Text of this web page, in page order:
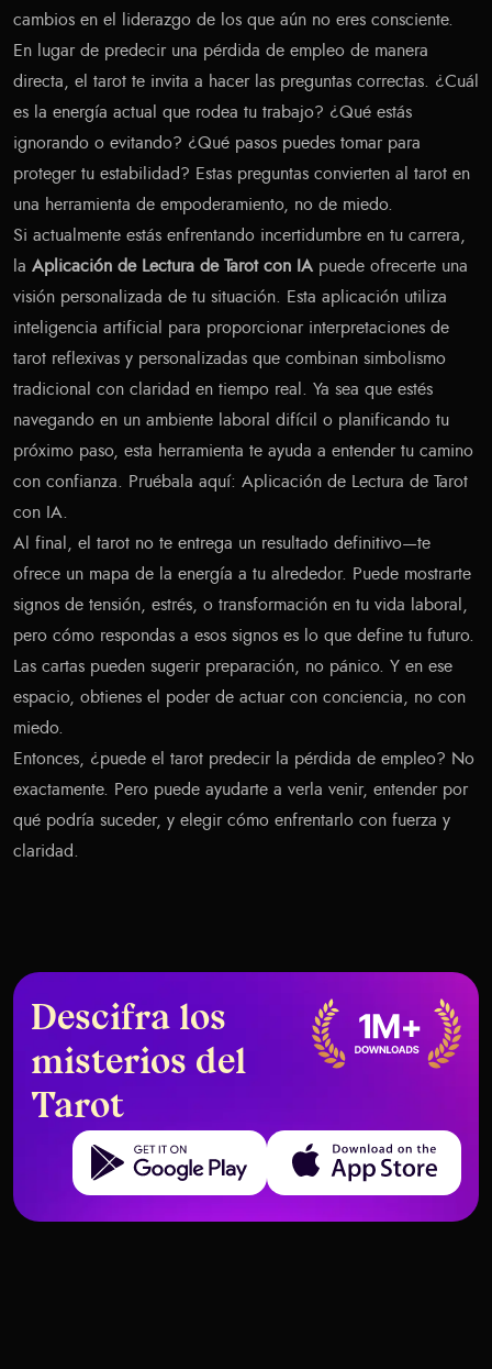
cambios en el liderazgo de los que aún no eres consciente.
En lugar de predecir una pérdida de empleo de manera
directa, el tarot te invita a hacer las preguntas correctas. ¿Cuál
es la energía actual que rodea tu trabajo? ¿Qué estás
ignorando o evitando? ¿Qué pasos puedes tomar para
proteger tu estabilidad? Estas preguntas convierten al tarot en
una herramienta de empoderamiento, no de miedo.
Si actualmente estás enfrentando incertidumbre en tu carrera,
la Aplicación de Lectura de Tarot con IA puede ofrecerte una
visión personalizada de tu situación. Esta aplicación utiliza
inteligencia artificial para proporcionar interpretaciones de
tarot reflexivas y personalizadas que combinan simbolismo
tradicional con claridad en tiempo real. Ya sea que estés
navegando en un ambiente laboral difícil o planificando tu
próximo paso, esta herramienta te ayuda a entender tu camino
con confianza. Pruébala aquí: Aplicación de Lectura de Tarot
con IA.
Al final, el tarot no te entrega un resultado definitivo—te
ofrece un mapa de la energía a tu alrededor. Puede mostrarte
signos de tensión, estrés, o transformación en tu vida laboral,
pero cómo respondas a esos signos es lo que define tu futuro.
Las cartas pueden sugerir preparación, no pánico. Y en ese
espacio, obtienes el poder de actuar con conciencia, no con
miedo.
Entonces, ¿puede el tarot predecir la pérdida de empleo? No
exactamente. Pero puede ayudarte a verla venir, entender por
qué podría suceder, y elegir cómo enfrentarlo con fuerza y
claridad.
Descifra los
misterios del
Tarot
Get it on Google Play Download on the App Store